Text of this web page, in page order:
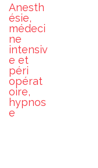
Anesth
ésie,
médeci
ne
intensiv
e et
péri
opérat
oire,
hypnos
e